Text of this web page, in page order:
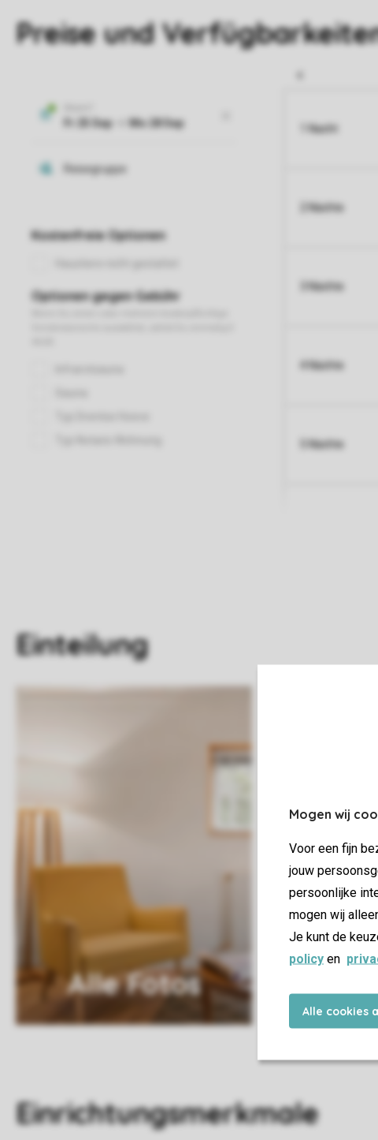
Mogen wij
Voor een fijn
jouw
persoonlijke
mogen wij
Je kunt de
policy en
Alle cookies
Preise und
1 Nacht
2 Nächte
3 Nächte
4 Nächte
5 Nächte
Einteilung
Alle Fotos
Einrichtungsmerkmale